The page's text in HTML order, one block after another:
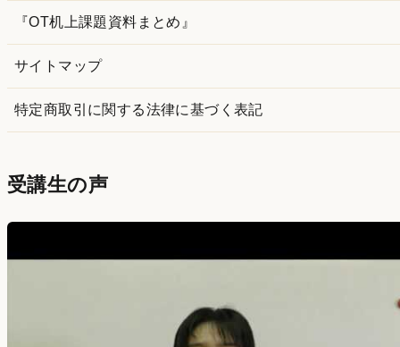
『OT机上課題資料まとめ』
サイトマップ
特定商取引に関する法律に基づく表記
受講生の声